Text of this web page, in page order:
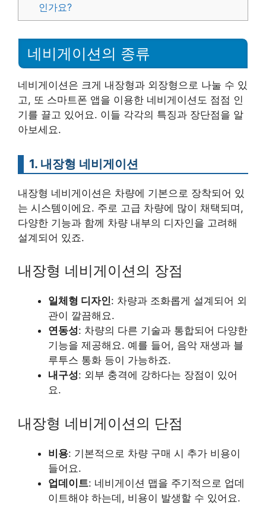
인가요?
네비게이션의 종류
네비게이션은 크게 내장형과 외장형으로 나눌 수 있
고, 또 스마트폰 앱을 이용한 네비게이션도 점점 인
기를 끌고 있어요. 이들 각각의 특징과 장단점을 알
아보세요.
1. 내장형 네비게이션
내장형 네비게이션은 차량에 기본으로 장착되어 있
는 시스템이에요. 주로 고급 차량에 많이 채택되며,
다양한 기능과 함께 차량 내부의 디자인을 고려해
설계되어 있죠.
내장형 네비게이션의 장점
일체형 디자인: 차량과 조화롭게 설계되어 외
관이 깔끔해요.
연동성: 차량의 다른 기술과 통합되어 다양한
기능을 제공해요. 예를 들어, 음악 재생과 블
루투스 통화 등이 가능하죠.
내구성: 외부 충격에 강하다는 장점이 있어
요.
내장형 네비게이션의 단점
비용: 기본적으로 차량 구매 시 추가 비용이
들어요.
업데이트: 네비게이션 맵을 주기적으로 업데
이트해야 하는데, 비용이 발생할 수 있어요.